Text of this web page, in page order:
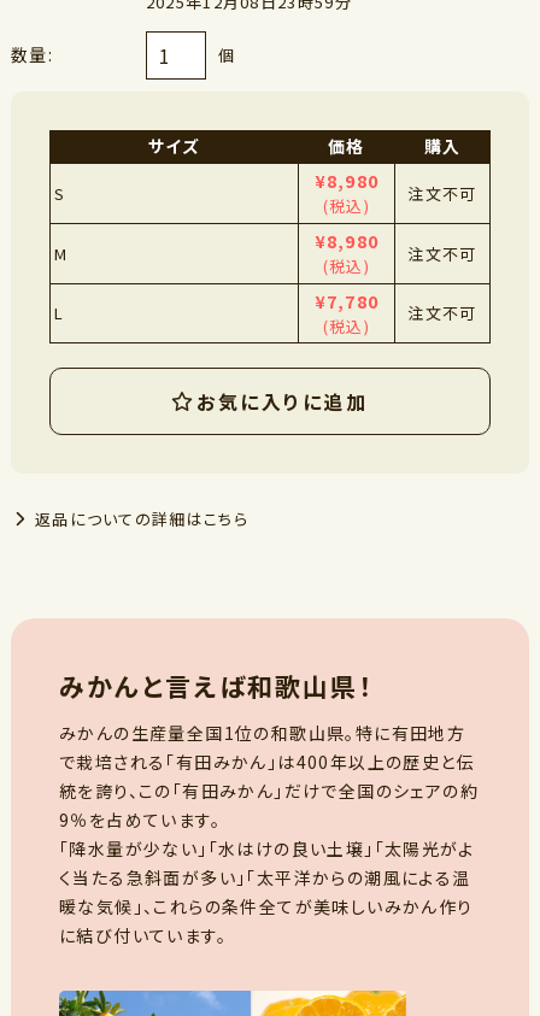
数量: 個
サイズ 価格 購入
S
¥8,980
(税込)
注文不可
M
¥8,980
(税込)
注文不可
L ¥7,780
(税込)
注文不可
お気に入りに追加
返品についての詳細はこちら
みかんと言えば和歌山県！
みかんの生産量全国1位の和歌山県。特に有田地方
で栽培される「有田みかん」は400年以上の歴史と伝
統を誇り、この「有田みかん」だけで全国のシェアの約
9％を占めています。
「降水量が少ない」「水はけの良い土壌」「太陽光がよ
く当たる急斜面が多い」「太平洋からの潮風による温
暖な気候」、これらの条件全てが美味しいみかん作り
に結び付いています。